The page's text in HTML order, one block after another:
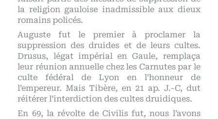
la religion gauloise inadmissible aux dieux
romains policés.
Auguste fut le premier à proclamer la
suppression des druides et de leurs cultes.
Drusus, légat impérial en Gaule, remplaça
leur réunion annuelle chez les Carnutes par le
culte fédéral de Lyon en l’honneur de
l’empereur. Mais Tibère, en 21 ap. J.-C, dut
réitérer l’interdiction des cultes druidiques.
En 69, la révolte de Civilis fut, nous l’avons